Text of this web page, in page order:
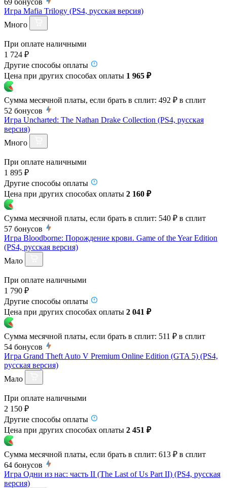
Игра Mafia Trilogy (PS4, русская версия)
Много
При оплате наличными
1 724 ₽
Другие способы оплаты
Цена при других способах оплаты 1 965 ₽
Сумма месячной платы, если брать в сплит: 492 ₽ в сплит
52 бонусов
Игра Uncharted: The Nathan Drake Collection (PS4, русская
версия)
Много
При оплате наличными
1 895 ₽
Другие способы оплаты
Цена при других способах оплаты 2 160 ₽
Сумма месячной платы, если брать в сплит: 540 ₽ в сплит
57 бонусов
Игра Bloodborne: Порождение крови. Game of the Year Edition
(PS4, русская версия)
Мало
При оплате наличными
1 790 ₽
Другие способы оплаты
Цена при других способах оплаты 2 041 ₽
Сумма месячной платы, если брать в сплит: 511 ₽ в сплит
54 бонусов
Игра Grand Theft Auto V Premium Online Edition (GTA 5) (PS4,
русская версия)
Мало
При оплате наличными
2 150 ₽
Другие способы оплаты
Цена при других способах оплаты 2 451 ₽
Сумма месячной платы, если брать в сплит: 613 ₽ в сплит
64 бонусов
Игра Одни из нас: часть II (The Last of Us Part II) (PS4, русская
версия)